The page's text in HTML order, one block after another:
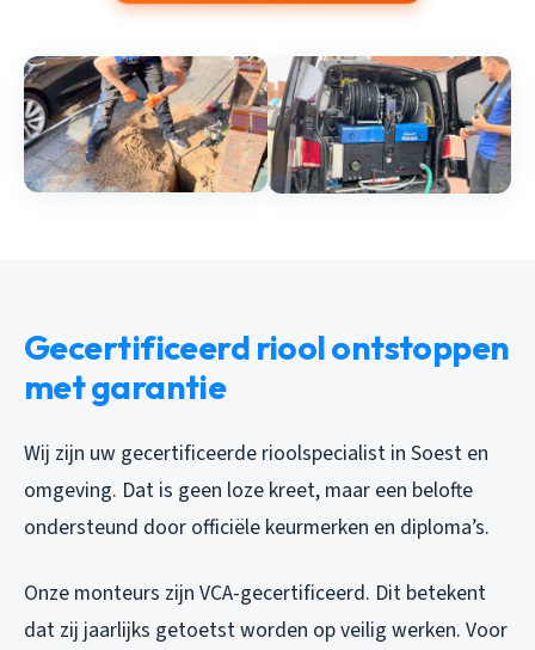
Gecertificeerd riool ontstoppen
met garantie
Wij zijn uw gecertificeerde rioolspecialist in Soest en
omgeving. Dat is geen loze kreet, maar een belofte
ondersteund door officiële keurmerken en diploma’s.
Onze monteurs zijn VCA-gecertificeerd. Dit betekent
dat zij jaarlijks getoetst worden op veilig werken. Voor